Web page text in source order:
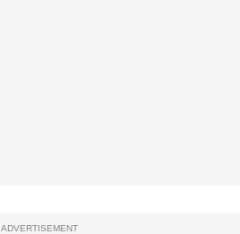
ADVERTISEMENT